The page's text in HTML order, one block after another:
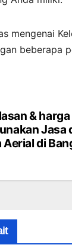
mengenai
beberapa
&
Jasa
Aerial di